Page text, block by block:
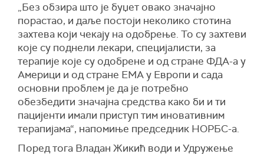
„Без обзира што је буџет овако значајно
порастао, и даље постоји неколико стотина
захтева који чекају на одобрење. То су захтеви
које су поднели лекари, специјалисти, за
терапије које су одобрене и од стране ФДА-а у
Америци и од стране ЕМА у Европи и сада
основни проблем је да је потребно
обезбедити значајна средства како би и ти
пацијенти имали приступ тим иновативним
терапијама“, напомиње председник НОРБС-а.
Поред тога Владан Жикић води и Удружење